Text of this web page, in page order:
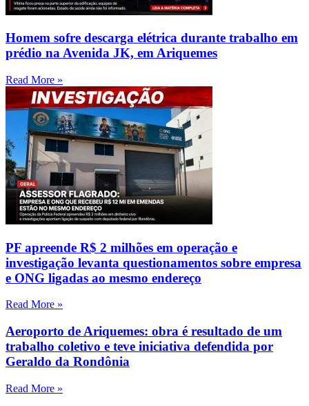
Homem sofre descarga elétrica durante trabalho em
prédio na Avenida JK, em Ariquemes
Read More »
PF apreende R$ 2 milhões em operação e
investigação levanta questionamentos sobre empresa
e ONG ligadas ao mesmo endereço
Read More »
Aeroporto de Ariquemes: obra é resultado de um
trabalho coletivo e teve iniciativa defendida por
Geraldo da Rondônia
Read More »